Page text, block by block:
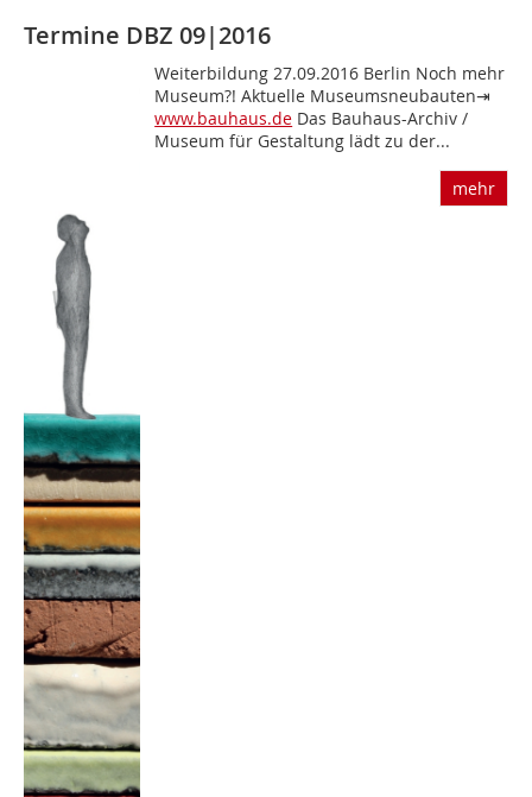
Termine DBZ 09|2016
Weiterbildung 27.09.2016 Berlin Noch mehr
Museum?! Aktuelle Museumsneubauten⇥
www.bauhaus.de Das Bauhaus-Archiv /
Museum für Gestaltung lädt zu der...
mehr